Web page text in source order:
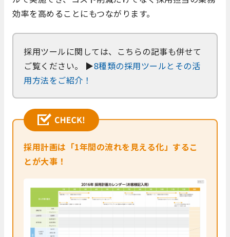
効率を高めることにもつながります。
採用ツールに関しては、こちらの記事も併せて
ご覧ください。 ▶8種類の採用ツールとその活
用方法をご紹介！
採用計画は「1年間の流れを見える化」するこ
とが大事！